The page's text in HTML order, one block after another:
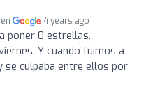
4 years ago
poner 0 estrellas.
Y cuando fuimos a
se culpaba entre ellos por